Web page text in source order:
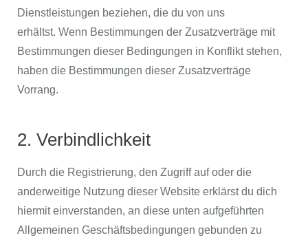
Dienstleistungen beziehen, die du von uns
erhältst. Wenn Bestimmungen der Zusatzverträge mit
Bestimmungen dieser Bedingungen in Konflikt stehen,
haben die Bestimmungen dieser Zusatzverträge
Vorrang.
2. Verbindlichkeit
Durch die Registrierung, den Zugriff auf oder die
anderweitige Nutzung dieser Website erklärst du dich
hiermit einverstanden, an diese unten aufgeführten
Allgemeinen Geschäftsbedingungen gebunden zu